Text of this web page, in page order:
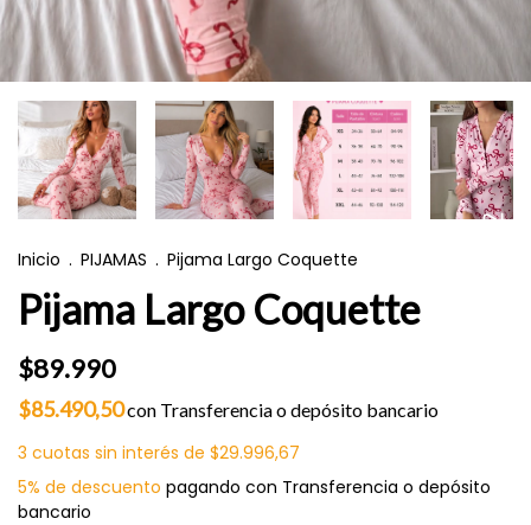
Inicio . PIJAMAS . Pijama Largo Coquette
Pijama Largo Coquette
$89.990
$85.490,50con Transferencia o depósito bancario
3 cuotas sin interés de $29.996,67
5% de descuento pagando con Transferencia o depósito
bancario